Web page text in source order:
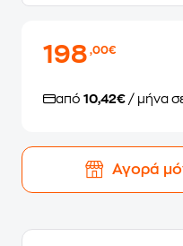
198,00€
από 10,42€ / μήνα
Αγορά